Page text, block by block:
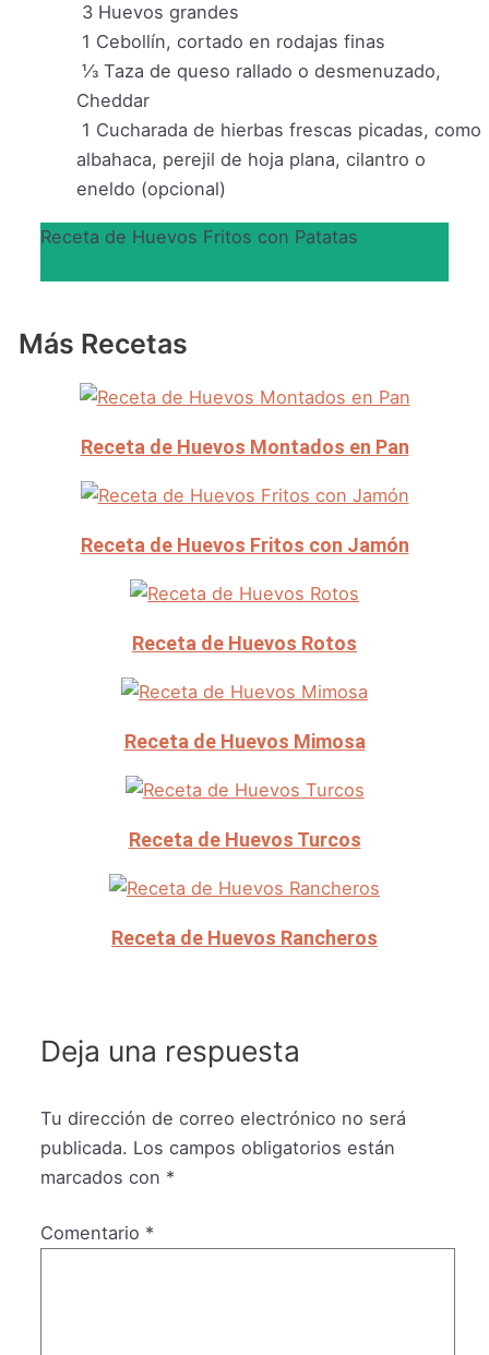
3 Huevos grandes
1 Cebollín, cortado en rodajas finas
⅓ Taza de queso rallado o desmenuzado,
Cheddar
1 Cucharada de hierbas frescas picadas, como
albahaca, perejil de hoja plana, cilantro o
eneldo (opcional)
Receta de Huevos Fritos con Patatas
Más Recetas
Receta de Huevos Montados en Pan
Receta de Huevos Fritos con Jamón
Receta de Huevos Rotos
Receta de Huevos Mimosa
Receta de Huevos Turcos
Receta de Huevos Rancheros
Deja una respuesta
Tu dirección de correo electrónico no será
publicada. Los campos obligatorios están
marcados con *
Comentario *